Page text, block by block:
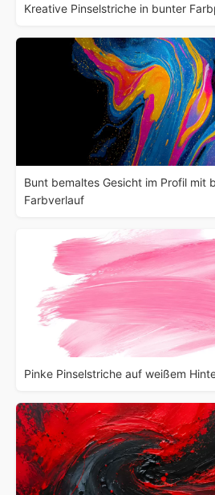
Kreative Pinselstriche in bunter
Bunt bemaltes Gesicht im Profil mit
Farbverlauf
Pinke Pinselstriche auf weißem